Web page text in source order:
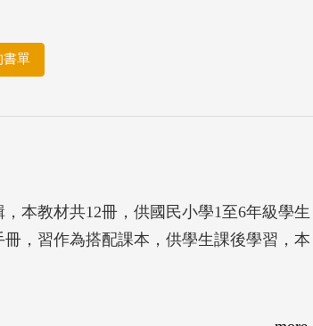
單
本教材共12冊，供國民小學1至6年級學生
，習作為搭配課本，供學生課後學習，本